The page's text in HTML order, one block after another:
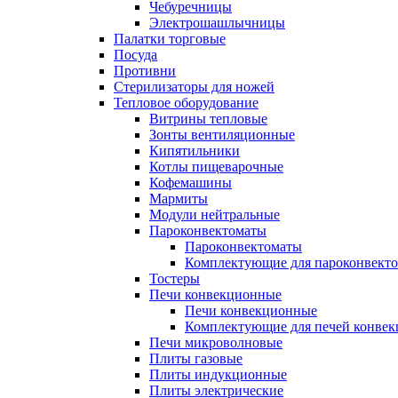
Чебуречницы
Электрошашлычницы
Палатки торговые
Посуда
Противни
Стерилизаторы для ножей
Тепловое оборудование
Витрины тепловые
Зонты вентиляционные
Кипятильники
Котлы пищеварочные
Кофемашины
Мармиты
Модули нейтральные
Пароконвектоматы
Пароконвектоматы
Комплектующие для
Тостеры
Печи конвекционные
Печи конвекционные
Комплектующие для печей
Печи микроволновые
Плиты газовые
Плиты индукционные
Плиты электрические